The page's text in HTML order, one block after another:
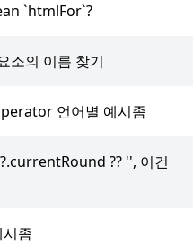
`htmlFor`?
소의 이름 찾기
언어별 예시좀
?? '', 이건
시좀